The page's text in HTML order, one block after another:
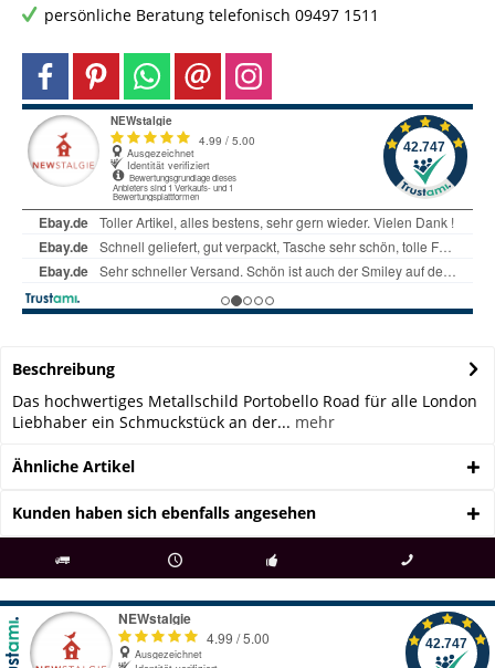
persönliche Beratung telefonisch 09497 1511
Beschreibung
Das hochwertiges Metallschild Portobello Road für alle London
Liebhaber ein Schmuckstück an der... mehr
Ähnliche Artikel
Kunden haben sich ebenfalls angesehen
ab € 69 Bestellwert seit 98 Jahren Fachgeschäft + telefonisch erreichbar
09497 1511